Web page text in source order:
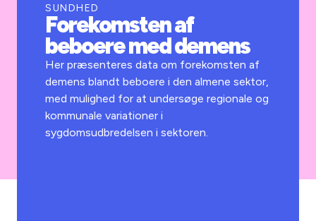
Kurser og arrangementer
Jobportalen
SUNDHED
Forekomsten af
beboere med demens
Her præsenteres data om forekomsten af
demens blandt beboere i den almene sektor,
med mulighed for at undersøge regionale og
kommunale variationer i
sygdomsudbredelsen i sektoren.